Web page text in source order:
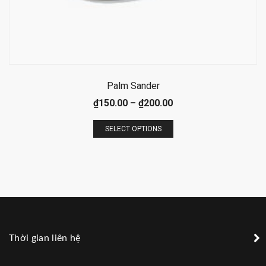
Palm Sander
₫150.00 – ₫200.00
SELECT OPTIONS
Thời gian liên hệ